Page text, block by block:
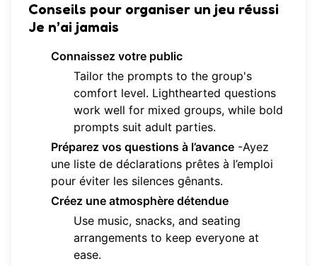
Conseils pour organiser un jeu réussi
Je n’ai jamais
Connaissez votre public
Tailor the prompts to the group's
comfort level. Lighthearted questions
work well for mixed groups, while bold
prompts suit adult parties.
Préparez vos questions à l’avance -Ayez
une liste de déclarations prêtes à l’emploi
pour éviter les silences gênants.
Créez une atmosphère détendue
Use music, snacks, and seating
arrangements to keep everyone at
ease.